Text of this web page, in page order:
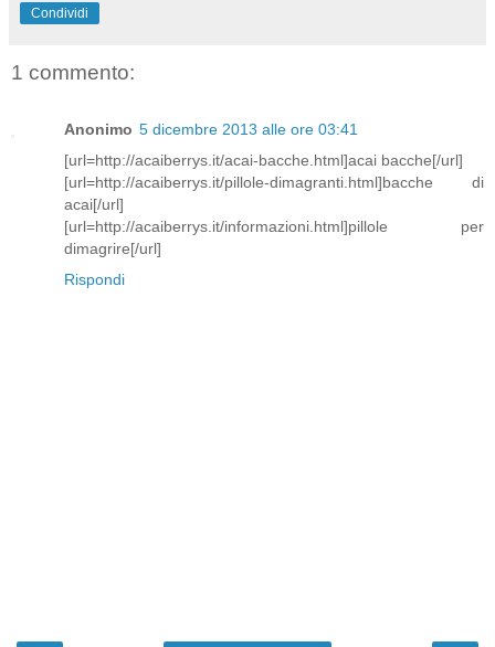
Condividi
1 commento:
Anonimo 5 dicembre 2013 alle ore 03:41
[url=http://acaiberrys.it/acai-bacche.html]acai bacche[/url]
[url=http://acaiberrys.it/pillole-dimagranti.html]bacche di
acai[/url]
[url=http://acaiberrys.it/informazioni.html]pillole per
dimagrire[/url]
Rispondi